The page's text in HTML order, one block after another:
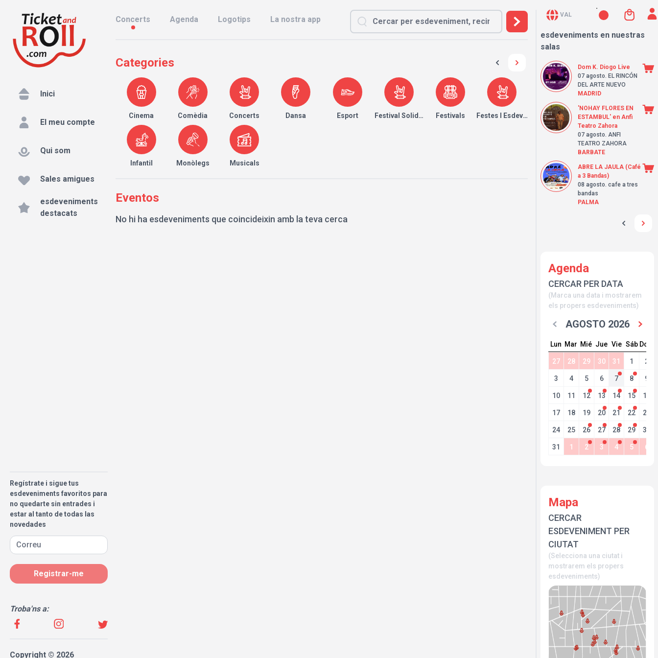
Inici
El meu compte
Qui som
Sales amigues
esdeveniments
destacats
Regístrate i sigue tus
esdeveniments favoritos para
no quedarte sin entrades i
estar al tanto de todas las
novedades
Registrar-me
Troba'ns a:
Copyright © 2026
Concerts Agenda Logotips La nostra app
Categories
Cinema Comèdia Concerts Dansa Esport Festival Solidari Festivals Festes I Esdeveniments
Infantil Monòlegs Musicals
Eventos
No hi ha esdeveniments que coincideixin amb la teva cerca
VAL
esdeveniments en nuestras
salas
Dom K. Diogo Live
07 agosto. EL RINCÓN
DEL ARTE NUEVO
MADRID
'NOHAY FLORES EN
ESTAMBUL' en Anfi
Teatro Zahora
07 agosto. ANFI
TEATRO ZAHORA
BARBATE
ABRE LA JAULA (Café
a 3 Bandas)
08 agosto. cafe a tres
bandas
PALMA
Agenda
CERCAR PER DATA
(Marca una data i mostrarem
els propers esdeveniments)
AGOSTO 2026
Lun Mar Mié Jue Vie Sáb Dom
27 28 29 30 31 1 2
3 4 5 6 7 8 9
10 11 12 13 14 15 16
17 18 19 20 21 22 23
24 25 26 27 28 29 30
31 1 2 3 4 5 6
Mapa
CERCAR
ESDEVENIMENT PER
CIUTAT
(Selecciona una ciutat i
mostrarem els propers
esdeveniments)